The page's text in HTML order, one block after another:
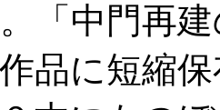
「中門再
品に短縮